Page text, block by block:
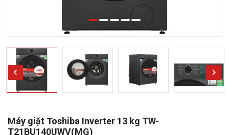
Máy giặt Toshiba Inverter 13 kg TW-
T21BU140UWV(MG)